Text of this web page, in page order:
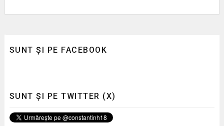
SUNT ȘI PE FACEBOOK
SUNT ȘI PE TWITTER (X)